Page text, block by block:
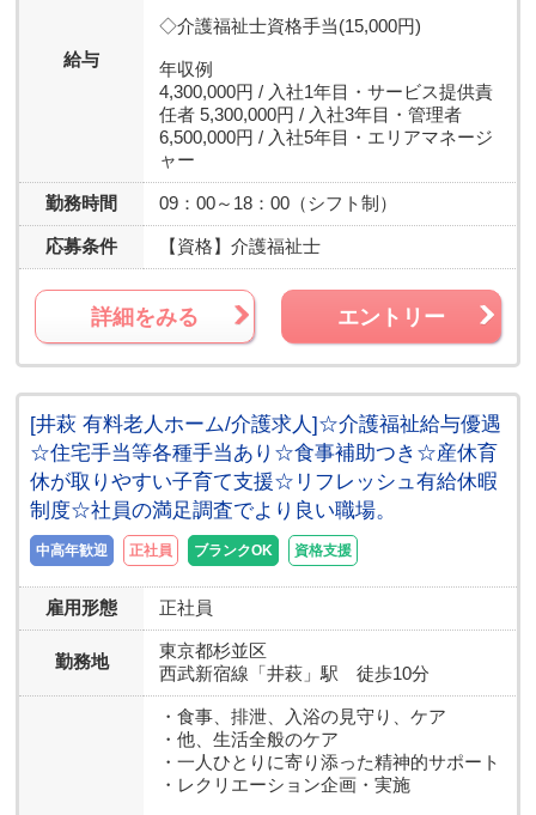
給与
◇介護福祉士資格手当(15,000円)
年収例
4,300,000円 / 入社1年目・サービス提供責
任者 5,300,000円 / 入社3年目・管理者
6,500,000円 / 入社5年目・エリアマネージ
ャー
勤務時間 09：00～18：00（シフト制）
応募条件 【資格】 介護福祉士
詳細をみる エントリー
[井萩 有料老人ホーム/介護求人]☆介護福祉給与優遇
☆住宅手当等各種手当あり☆食事補助つき☆産休育
休が取りやすい子育て支援☆リフレッシュ有給休暇
制度☆社員の満足調査でより良い職場。
中高年歓迎 正社員 ブランクOK 資格支援
雇用形態 正社員
勤務地
東京都杉並区
西武新宿線「井萩」駅 徒歩10分
・食事、排泄、入浴の見守り、ケア
・他、生活全般のケア
・一人ひとりに寄り添った精神的サポート
・レクリエーション企画・実施